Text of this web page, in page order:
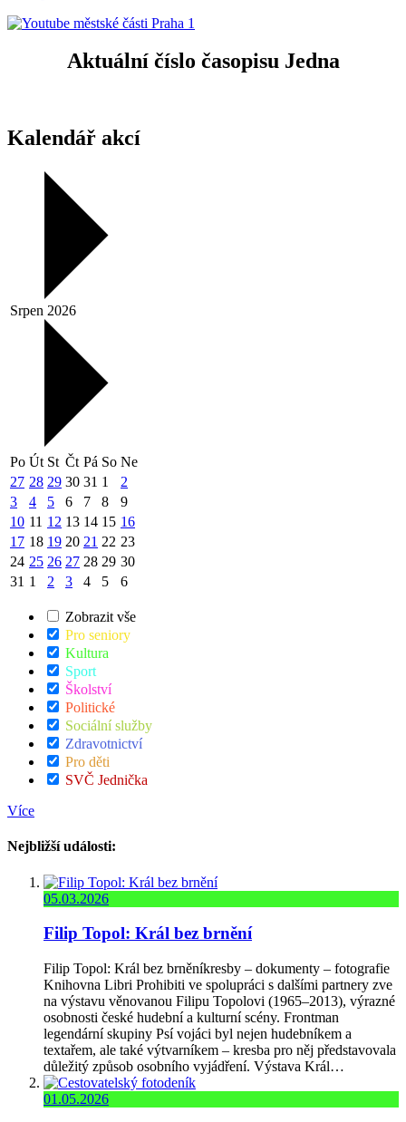
Aktuální číslo časopisu Jedna
Kalendář akcí
Srpen 2026
Po Út St Čt Pá So Ne
27 28 29 30 31 1
2
3
4 5 6 7 8
9
10 11 12 13 14 15 16
17 18 19 20 21 22 23
24 25 26 27 28 29 30
31 1 2 3 4 5 6
Zobrazit vše
Pro seniory
Kultura
Sport
Školství
Politické
Sociální služby
Zdravotnictví
Pro děti
SVČ Jednička
Více
Nejbližší události:
05.03.2026
Filip Topol: Král bez brnění
Filip Topol: Král bez brněníkresby – dokumenty – fotografie
Knihovna Libri Prohibiti ve spolupráci s dalšími partnery zve
na výstavu věnovanou Filipu Topolovi (1965–2013), výrazné
osobnosti české hudební a kulturní scény. Frontman
legendární skupiny Psí vojáci byl nejen hudebníkem a
textařem, ale také výtvarníkem – kresba pro něj představovala
důležitý způsob osobního vyjádření. Výstava Král…
01.05.2026